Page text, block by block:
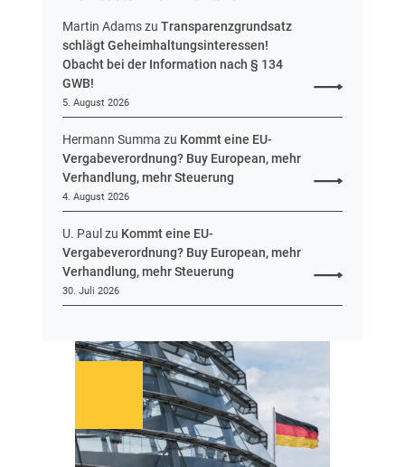
r
Martin AdamszuTransparenzgrundsatz
schlägt Geheimhaltungsinteressen!
Obacht bei der Information nach § 134
GWB!
5. August 2026
Hermann Summa zu Kommt eine EU-
Vergabeverordnung? Buy European, mehr
Verhandlung, mehr Steuerung
4. August 2026
U. Paul zu Kommt eine EU-
Vergabeverordnung? Buy European, mehr
Verhandlung, mehr Steuerung
30. Juli 2026